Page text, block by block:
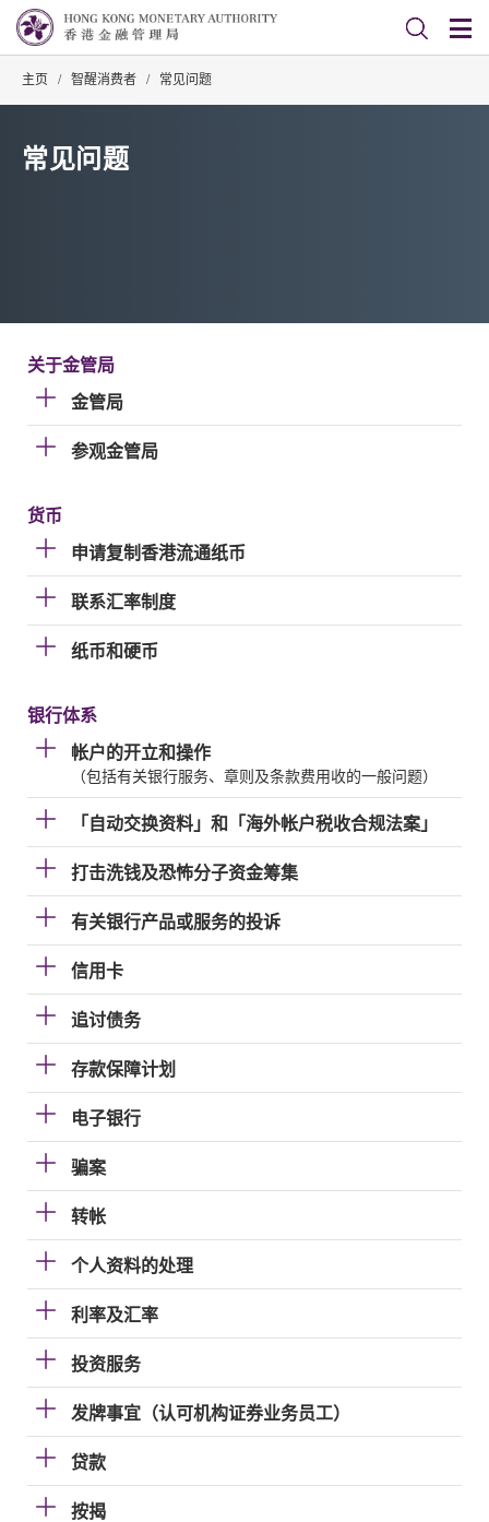
主页 / 智醒消费者 / 常见问题
常见问题
关于金管局
金管局
参观金管局
货币
申请复制香港流通纸币
联系汇率制度
纸币和硬币
银行体系
帐户的开立和操作
（包括有关银行服务、章则及条款费用收的一般问题）
「自动交换资料」和「海外帐户税收合规法案」
打击洗钱及恐怖分子资金筹集
有关银行产品或服务的投诉
信用卡
追讨债务
存款保障计划
电子银行
骗案
转帐
个人资料的处理
利率及汇率
投资服务
发牌事宜（认可机构证券业务员工）
贷款
按揭